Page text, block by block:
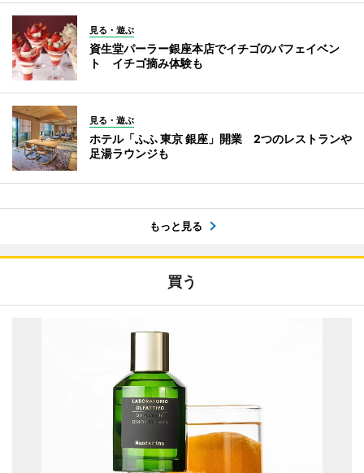
見る・遊ぶ
資生堂パーラー銀座本店でイチゴのパフェイベン
ト イチゴ摘み体験も
見る・遊ぶ
ホテル「ふふ 東京 銀座」開業 2つのレストランや
足湯ラウンジも
もっと見る
買う